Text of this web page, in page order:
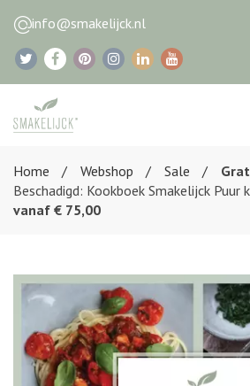
info@smakelijck.nl
Home
Webshop
Sale
Beschadigd: Kookboek Smakelijck Puur
vanaf € 75,00